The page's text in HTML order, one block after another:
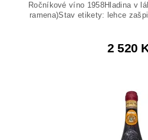
Ročníkové víno 1958Hladina v
ramena)Stav etikety: lehce
2 520